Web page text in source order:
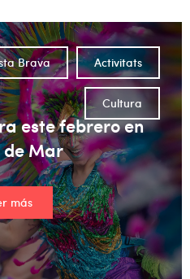
este febrero en
Mar
más
Activitats
Brava
Cultura